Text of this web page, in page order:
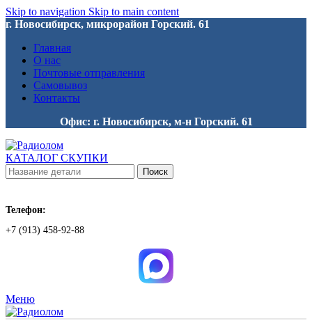
Skip to navigation Skip to main content
г. Новосибирск, микрорайон Горский. 61
Главная
О нас
Почтовые отправления
Самовывоз
Контакты
Офис: г. Новосибирск, м-н Горский. 61
КАТАЛОГ СКУПКИ
Поиск
Телефон:
+7 (913) 458-92-88
Меню